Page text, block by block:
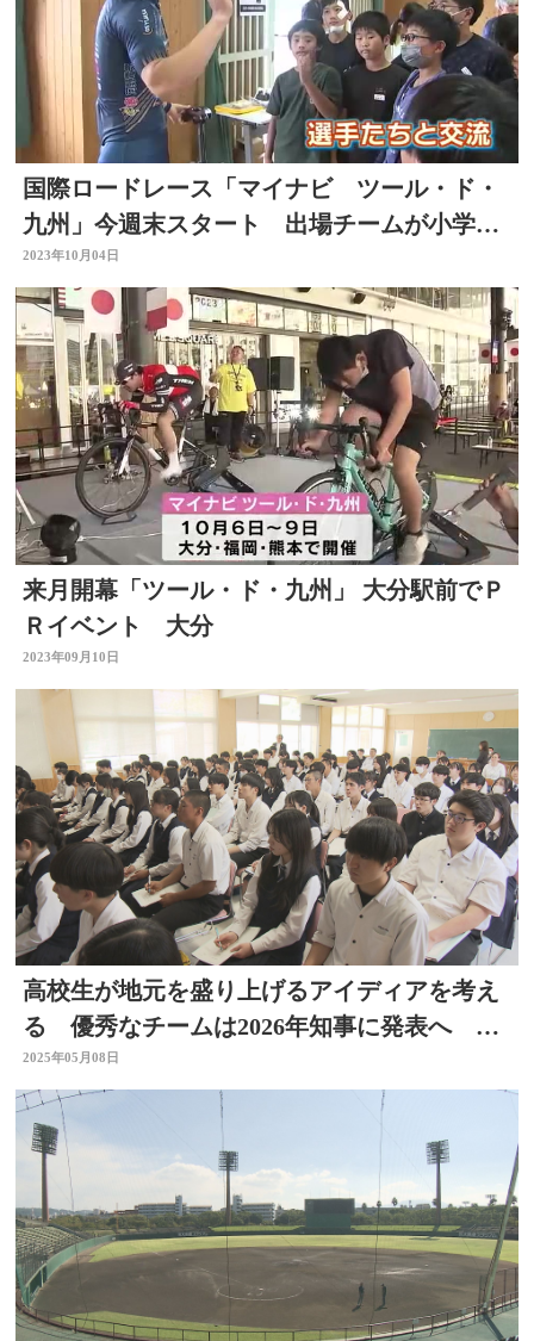
国際ロードレース「マイナビ ツール・ド・
九州」今週末スタート 出場チームが小学生
と交流
2023年10月04日
来月開幕「ツール・ド・九州」 大分駅前でＰ
Ｒイベント 大分
2023年09月10日
高校生が地元を盛り上げるアイディアを考え
る 優秀なチームは2026年知事に発表へ 大
分
2025年05月08日